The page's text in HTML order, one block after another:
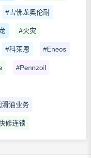
#雪佛龙奥伦耐
#火灾
#科莱恩 #Eneos
#Pennzoil
滑油业务
修连锁